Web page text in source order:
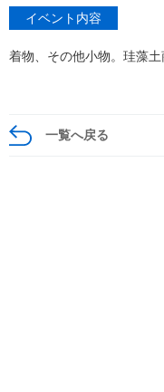
イベント内容
着物、その他小物。珪藻
一覧へ戻る